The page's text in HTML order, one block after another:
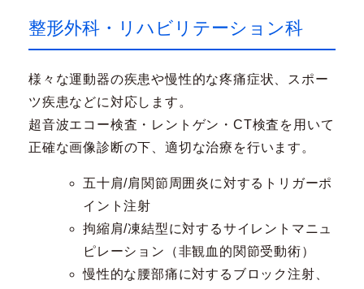
整形外科・リハビリテーション科
様々な運動器の疾患や慢性的な疼痛症状、スポー
ツ疾患などに対応します。
超音波エコー検査・レントゲン・CT検査を用いて
正確な画像診断の下、適切な治療を行います。
五十肩/肩関節周囲炎に対するトリガーポ
イント注射
拘縮肩/凍結型に対するサイレントマニュ
ピレーション（非観血的関節受動術）
慢性的な腰部痛に対するブロック注射、